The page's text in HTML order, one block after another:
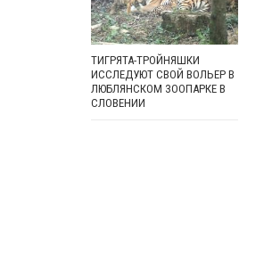
ТИГРЯТА-ТРОЙНЯШКИ
ИССЛЕДУЮТ СВОЙ ВОЛЬЕР В
ЛЮБЛЯНСКОМ ЗООПАРКЕ В
СЛОВЕНИИ